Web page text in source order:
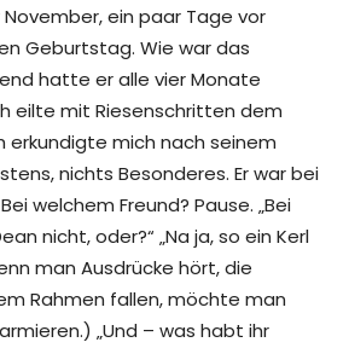
November, ein paar Tage vor
Geburtstag. Wie war das
hatte er alle vier Monate
eilte mit Riesenschritten dem
erkundigte mich nach seinem
nichts Besonderes. Er war bei
welchem Freund? Pause. „Bei
nicht, oder?“ „Na ja, so ein Kerl
man Ausdrücke hört, die
Rahmen fallen, möchte man
„Und – was habt ihr